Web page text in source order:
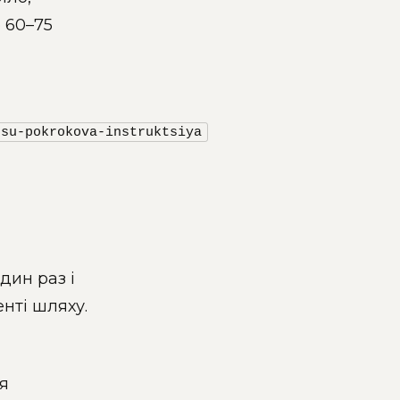
pokrokova-instruktsiya
раз і
шляху.